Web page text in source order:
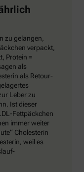
zu gelangen,
verpackt,
Protein =
als
als Retour-
Leber zu
Ist dieser
Fettpäckchen
immer weiter
Cholesterin
weil es